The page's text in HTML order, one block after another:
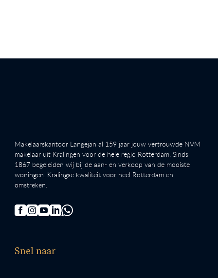
Makelaarskantoor Langejan al 159 jaar jouw vertrouwde NVM
makelaar uit Kralingen voor de hele regio Rotterdam. Sinds
1867 begeleiden wij bij de aan- en verkoop van de mooiste
woningen. Kralingse kwaliteit voor heel Rotterdam en
omstreken.
Snel naar